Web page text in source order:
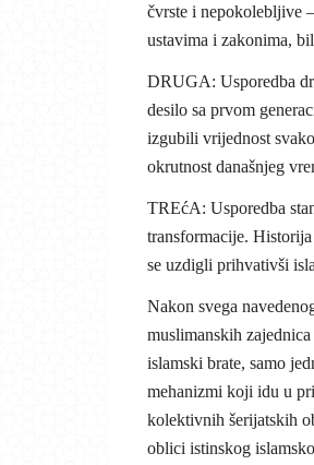
čvrste i nepokolebljive
ustavima i zakonima,
DRUGA: Usporedba
desilo sa prvom
izgubili vrijednost
okrutnost današnjeg
TREćA: Usporedba
transformacije.
se uzdigli prihvativši
Nakon svega
muslimanskih
islamski brate, samo
mehanizmi koji idu u
kolektivnih šerijatskih
oblici istinskog